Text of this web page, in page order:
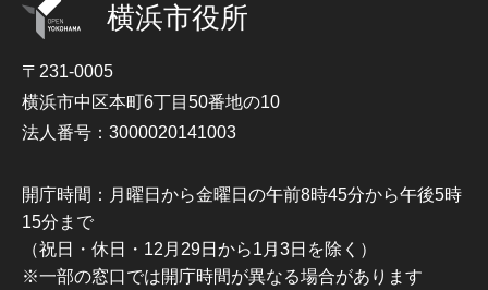
横浜市役所
〒231-0005
横浜市中区本町6丁目50番地の10
法人番号：3000020141003
開庁時間：月曜日から金曜日の午前8時45分から午後5時
15分まで
（祝日・休日・12月29日から1月3日を除く）
※一部の窓口では開庁時間が異なる場合があります